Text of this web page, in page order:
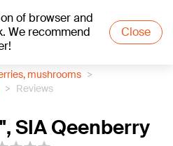
of browser and
We recommend
Close
mushrooms
Reviews
SIA Qeenberry